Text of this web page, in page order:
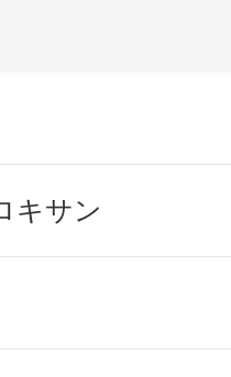
レススノー
キサン